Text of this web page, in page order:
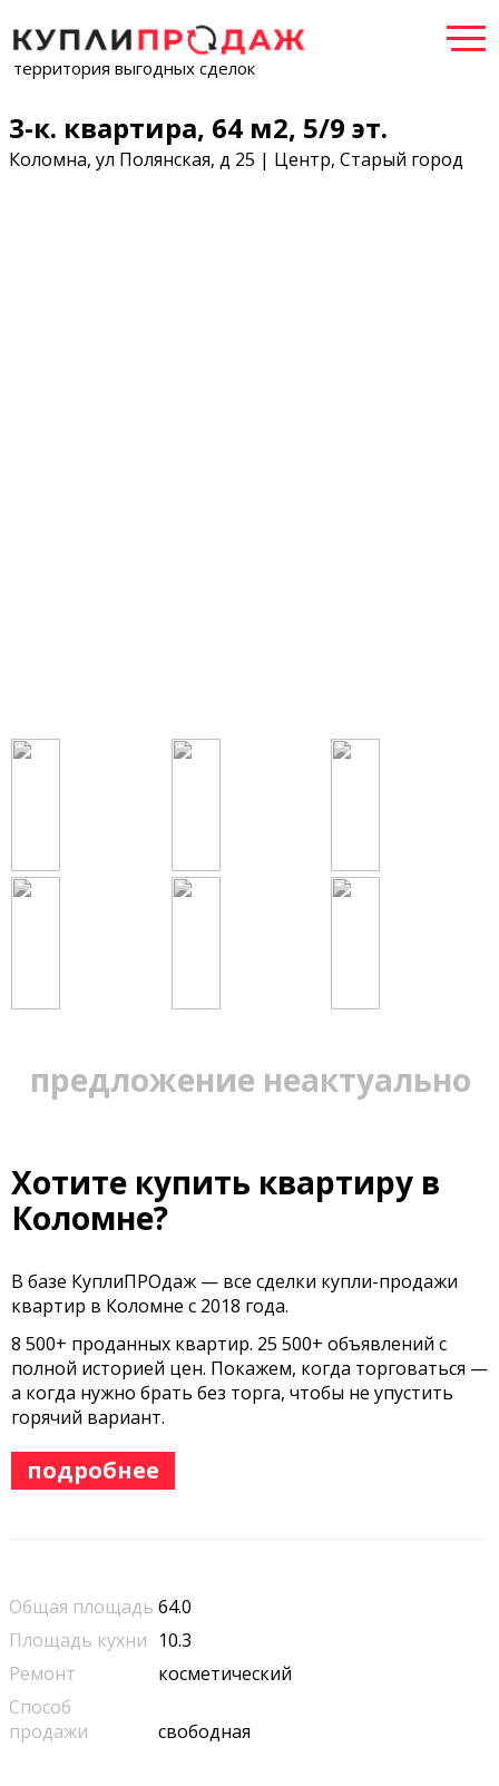
территория выгодных сделок
3-к. квартира, 64 м2, 5/9 эт.
Коломна, ул Полянская, д 25 | Центр, Старый город
предложение неактуально
Хотите купить квартиру в
Коломне?
В базе КуплиПРОдаж — все сделки купли-продажи
квартир в Коломне с 2018 года.
8 500+ проданных квартир. 25 500+ объявлений с
полной историей цен. Покажем, когда торговаться —
а когда нужно брать без торга, чтобы не упустить
горячий вариант.
подробнее
Общая площадь 64.0
Площадь кухни 10.3
Ремонт
косметический
Способ
продажи
свободная